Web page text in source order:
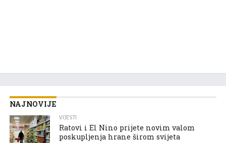
NAJNOVIJE
VIJESTI
Ratovi i El Nino prijete novim valom
poskupljenja hrane širom svijeta